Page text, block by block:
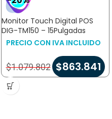
Monitor Touch Digital POS
DIG-TM150 – 15Pulgadas
PRECIO CON IVA INCLUIDO
$1.079.802 $863.841